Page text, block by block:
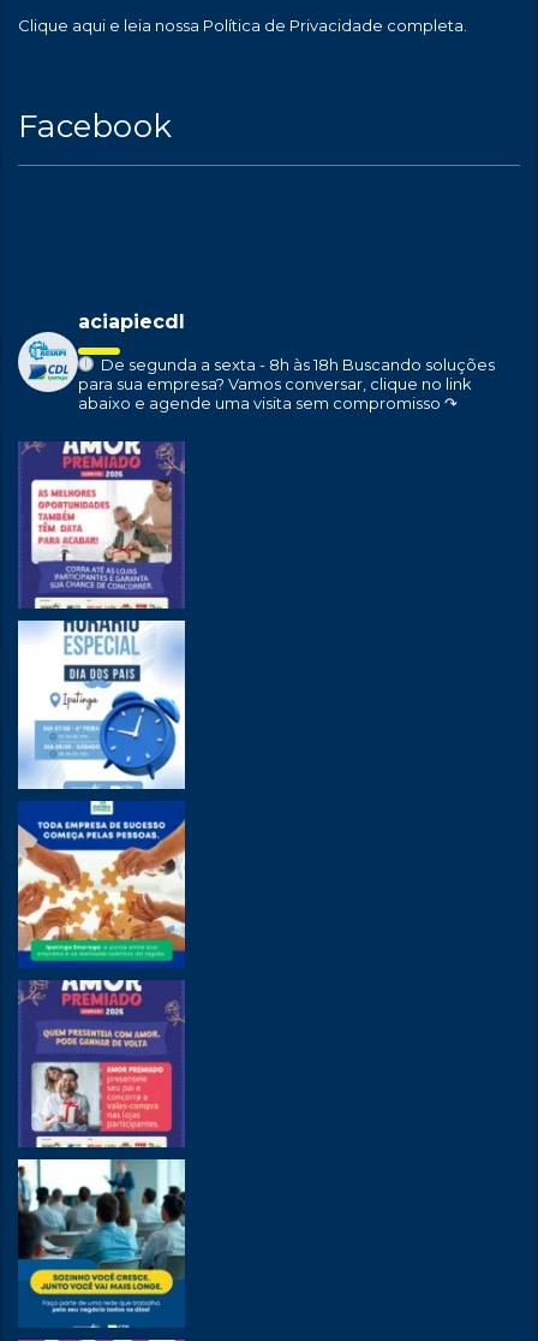
Clique aqui e leia nossa Política de Privacidade completa.
Facebook
aciapiecdl
De segunda a sexta - 8h às 18h Buscando soluções
para sua empresa? Vamos conversar, clique no link
abaixo e agende uma visita sem compromisso ↷